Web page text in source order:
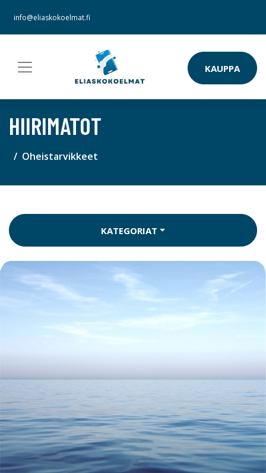
info@eliaskokoelmat.fi
KAUPPA
HIIRIMATOT
Oheistarvikkeet
KATEGORIAT